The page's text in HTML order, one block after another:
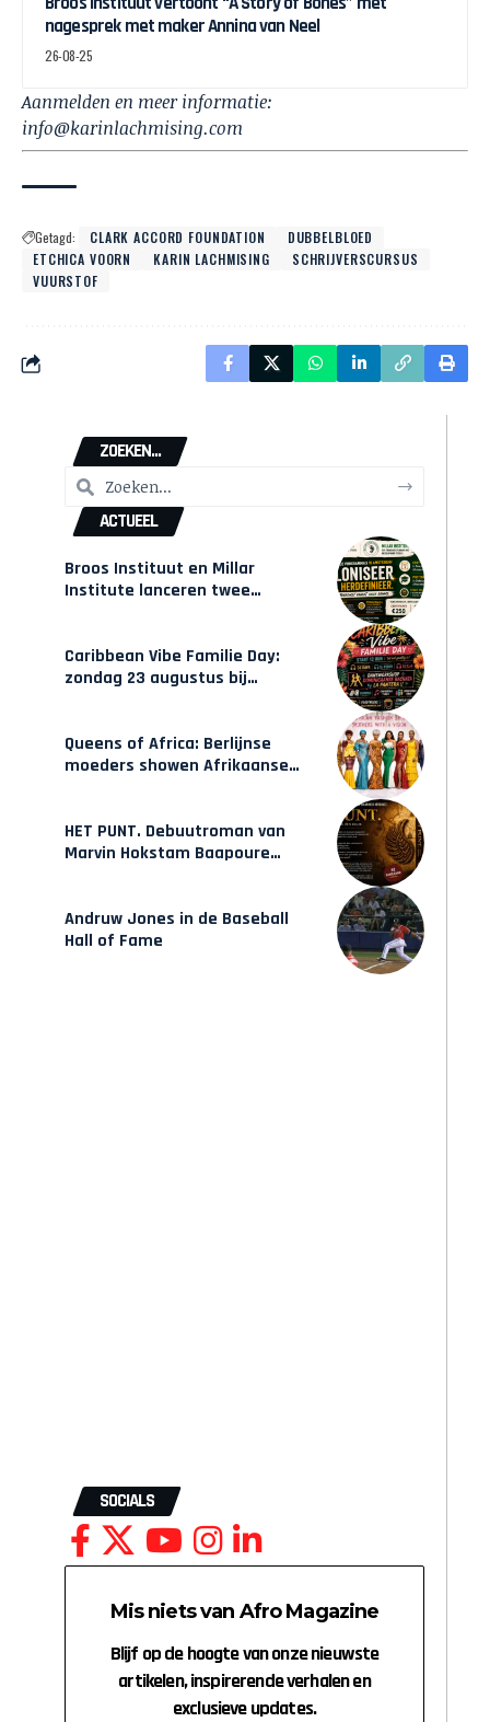
nagesprek met maker Annina van Neel
26-08-25
Aanmelden en meer informatie:
info@karinlachmising.com
Getagd: CLARK ACCORD FOUNDATION
DUBBELBLOED
ETCHICA VOORN
KARIN LACHMISING
SCHRIJVERSCURSUS
VUURSTOF
ZOEKEN...
ACTUEEL
Broos Instituut en Millar
Institute lanceren twee
Caribbean Vibe Familie Day:
zondag 23 augustus bij
Queens of Africa: Berlijnse
moeders showen Afrikaanse
HET PUNT. Debuutroman van
Marvin Hokstam Baapoure
Andruw Jones in de Baseball
Hall of Fame
SOCIALS
Mis niets van Afro Magazine
Blijf op de hoogte van onze nieuwste
artikelen, inspirerende verhalen en
exclusieve updates.